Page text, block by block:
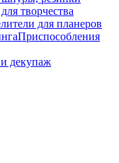
творчества
для планеров
Приспособления
декупаж